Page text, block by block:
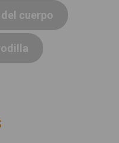
cuerpo